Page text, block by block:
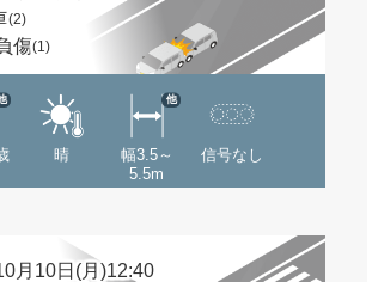
(2)
傷(1)
晴
幅3.5～
5.5m
他
信号なし
月10日(月)12:40